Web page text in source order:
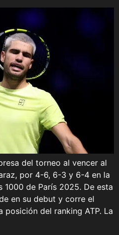
del torneo al vencer al
por 4-6, 6-3 y 6-4 en la
1000 de París 2025. De esta
en su debut y corre el
posición del ranking ATP. La